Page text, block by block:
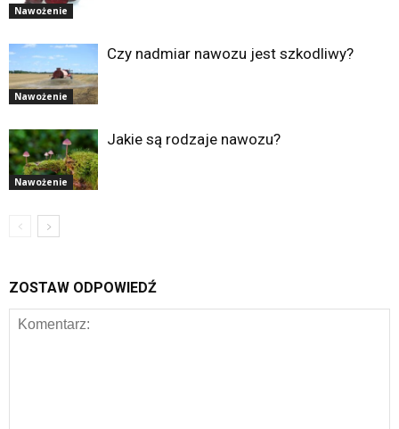
Nawożenie
Nawożenie
Czy nadmiar nawozu jest szkodliwy?
Nawożenie
Jakie są rodzaje nawozu?
ZOSTAW ODPOWIEDŹ